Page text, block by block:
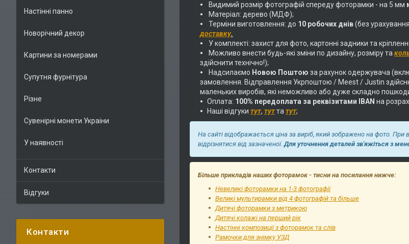
Видимий розмір фотографій спереду фоторамки - на 5 мм
Матеріал: дерево (МДФ);
Терміни виготовлення: до 10 робочих днів(без
доставку.
У комплекті: захист для фото, картонні задники та
Можливо внести будь-які зміни по дизайну, розміру та
здійснити технічно!);
Надсилаємо Новою Поштою за рахунок одержувача
замовлення. Відправлення Укрпоштою / Meest / Justin
маленьких виробів, які неможливо або дуже складно
Оплата: 100% передоплата за реквізитами IBAN на
Наші відгуки тут, тутта тут;
На сайті відображається ціна за виріб, який зображено на фото. При
відрізнятися від зазначеної.Для уточнення деталей зв'яжіться з
Більше прикладів наших фоторамок - тисни на посилання нижче:
Невеликі фоторамки на 1-3 фотографії
Великі мультирамки від 4 фотографій та більше
Дитячі фоторамки з метрикою
Дитячі колажі на перший рік
Настінні композиції з фоторамок та слів
Рамочки для знімку УЗД
Настінні панно
Новорічний декор
Картини за номерами
Супутня фурнітура
Різне
Сувенірні монети Украіни
У наявності
Контакти
Відгуки